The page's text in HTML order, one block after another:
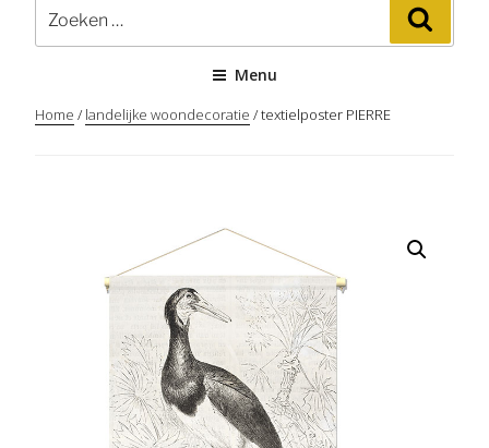
naar:
Menu
Home / landelijke woondecoratie / textielposter PIERRE